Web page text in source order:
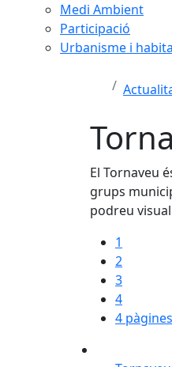
Medi Ambient
Participació
Urbanisme i
El Tornaveu
grups
podreu
1
2
3
4
4 pàgines